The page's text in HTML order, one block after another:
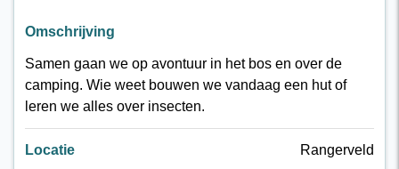
Omschrijving
Samen gaan we op avontuur in het bos en over de
camping. Wie weet bouwen we vandaag een hut of
leren we alles over insecten.
Locatie Rangerveld